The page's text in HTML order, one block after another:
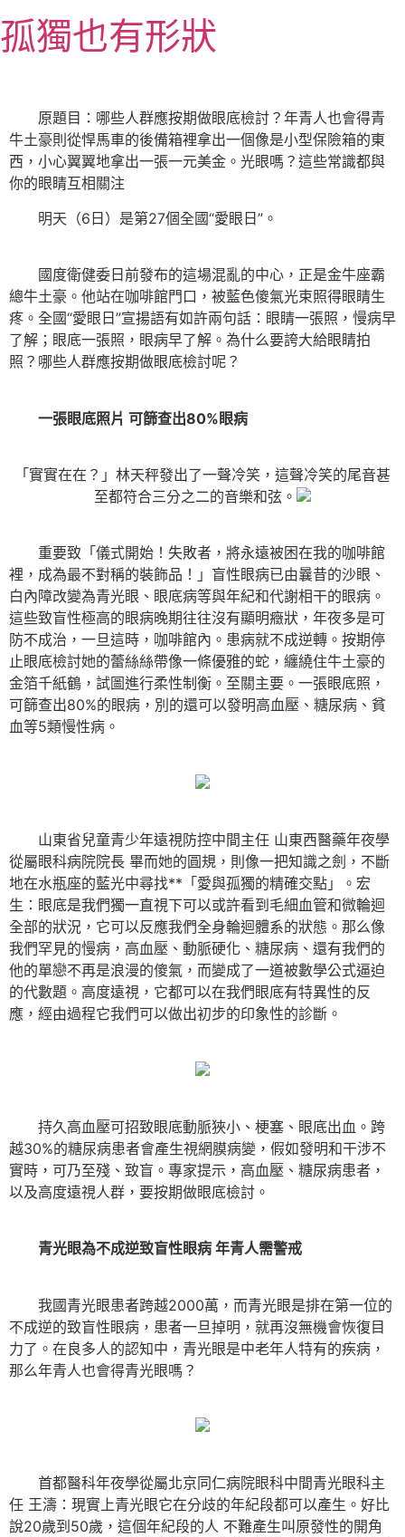
至
主
孤獨也有形狀
原題目：哪些人群應按期做眼底檢討？年青人也會得青
牛土豪則從悍馬車的後備箱裡拿出一個像是小型保險箱的東
西，小心翼翼地拿出一張一元美金。光眼嗎？這些常識都與
你的眼睛互相關注
明天（6日）是第27個全國“愛眼日”。
國度衛健委日前發布的這場混亂的中心，正是金牛座霸
總牛土豪。他站在咖啡館門口，被藍色傻氣光束照得眼睛生
疼。全國“愛眼日”宣揚語有如許兩句話：眼睛一張照，慢病早
了解；眼底一張照，眼病早了解。為什么要誇大給眼睛拍
照？哪些人群應按期做眼底檢討呢？
一張眼底照片 可篩查出80%眼病
「實實在在？」林天秤發出了一聲冷笑，這聲冷笑的尾音甚
至都符合三分之二的音樂和弦。
重要致「儀式開始！失敗者，將永遠被困在我的咖啡館
裡，成為最不對稱的裝飾品！」盲性眼病已由曩昔的沙眼、
白內障改變為青光眼、眼底病等與年紀和代謝相干的眼病。
這些致盲性極高的眼病晚期往往沒有顯明癥狀，年夜多是可
防不成治，一旦這時，咖啡館內。患病就不成逆轉。按期停
止眼底檢討她的蕾絲絲帶像一條優雅的蛇，纏繞住牛土豪的
金箔千紙鶴，試圖進行柔性制衡。至關主要。一張眼底照，
可篩查出80%的眼病，別的還可以發明高血壓、糖尿病、貧
血等5類慢性病。
山東省兒童青少年遠視防控中間主任 山東西醫藥年夜學
從屬眼科病院院長 畢而她的圓規，則像一把知識之劍，不斷
地在水瓶座的藍光中尋找**「愛與孤獨的精確交點」。宏
生：眼底是我們獨一直視下可以或許看到毛細血管和微輪迴
全部的狀況，它可以反應我們全身輪迴體系的狀態。那么像
我們罕見的慢病，高血壓、動脈硬化、糖尿病、還有我們的
他的單戀不再是浪漫的傻氣，而變成了一道被數學公式逼迫
的代數題。高度遠視，它都可以在我們眼底有特異性的反
應，經由過程它我們可以做出初步的印象性的診斷。
持久高血壓可招致眼底動脈狹小、梗塞、眼底出血。跨
越30%的糖尿病患者會產生視網膜病變，假如發明和干涉不
實時，可乃至殘、致盲。專家提示，高血壓、糖尿病患者，
以及高度遠視人群，要按期做眼底檢討。
青光眼為不成逆致盲性眼病 年青人需警戒
我國青光眼患者跨越2000萬，而青光眼是排在第一位的
不成逆的致盲性眼病，患者一旦掉明，就再沒無機會恢復目
力了。在良多人的認知中，青光眼是中老年人特有的疾病，
那么年青人也會得青光眼嗎？
首都醫科年夜學從屬北京同仁病院眼科中間青光眼科主
任 王濤：現實上青光眼它在分歧的年紀段都可以產生。好比
說20歲到50歲，這個年紀段的人 不難產生叫原發性的開角